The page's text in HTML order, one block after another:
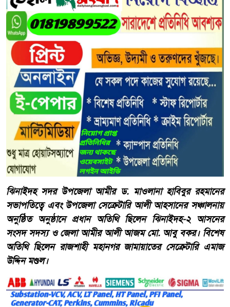
ঝিনাইদহ সদর উপজেলা আমীর ড. মাওলানা হাবিবুর রহমানের
সভাপতিত্বে এবং উপজেলা সেক্রেটারি আলী আহসানের সঞ্চালনায়
অনুষ্ঠিত অনুষ্ঠানে প্রধান অতিথি ছিলেন ঝিনাইদহ-২ আসনের
সংসদ সদস্য ও জেলা আমীর আলী আজম মো. আবু বকর। বিশেষ
অতিথি ছিলেন রাজশাহী মহানগর জামায়াতের সেক্রেটারি এমাজ
উদ্দিন মণ্ডল।